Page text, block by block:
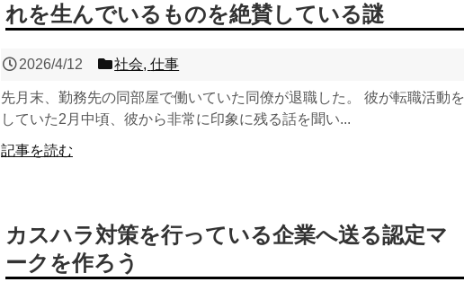
れを生んでいるものを絶賛している謎
2026/4/12 社会,仕事
先月末、勤務先の同部屋で働いていた同僚が退職した。 彼が転職活動を
していた2月中頃、彼から非常に印象に残る話を聞い...
記事を読む
カスハラ対策を行っている企業へ送る認定マ
ークを作ろう